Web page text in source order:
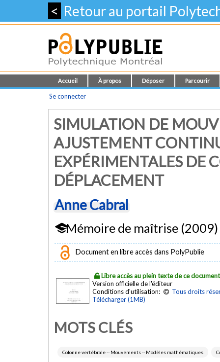
< Retour au portail
Accueil À propos Déposer Parcourir
Se connecter
SIMULATION DE
AJUSTEMENT
EXPÉRIMENTALES DE
DÉPLACEMENT
Anne Cabral
Mémoire de maîtrise (2009)
Document en libre accès dans PolyPublie
Libre accès au plein texte de ce document
Version officielle de l'éditeur
Conditions d'utilisation:
Tous droits
Télécharger (1MB)
MOTS CLÉS
Colonne vertébrale -- Mouvements -- Modèles mathématiques